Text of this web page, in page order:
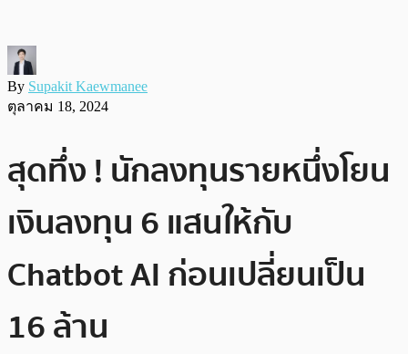
By Supakit Kaewmanee
ตุลาคม 18, 2024
สุดทึ่ง ! นักลงทุนรายหนึ่งโยน
เงินลงทุน 6 แสนให้กับ
Chatbot AI ก่อนเปลี่ยนเป็น
16 ล้าน